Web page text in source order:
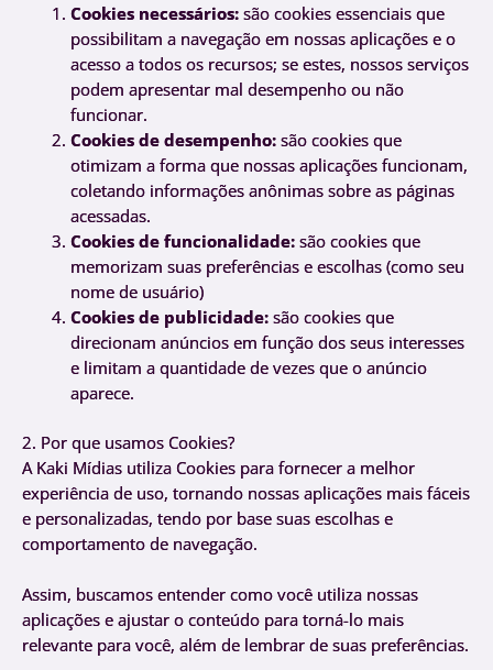
Cookies necessários: são cookies essenciais que
possibilitam a navegação em nossas aplicações e o
acesso a todos os recursos; se estes, nossos serviços
podem apresentar mal desempenho ou não
funcionar.
Cookies de desempenho: são cookies que
otimizam a forma que nossas aplicações funcionam,
coletando informações anônimas sobre as páginas
acessadas.
Cookies de funcionalidade: são cookies que
memorizam suas preferências e escolhas (como seu
nome de usuário)
Cookies de publicidade: são cookies que
direcionam anúncios em função dos seus interesses
e limitam a quantidade de vezes que o anúncio
aparece.
2. Por que usamos Cookies?
A Kaki Mídias utiliza Cookies para fornecer a melhor
experiência de uso, tornando nossas aplicações mais fáceis
e personalizadas, tendo por base suas escolhas e
comportamento de navegação.
Assim, buscamos entender como você utiliza nossas
aplicações e ajustar o conteúdo para torná-lo mais
relevante para você, além de lembrar de suas preferências.